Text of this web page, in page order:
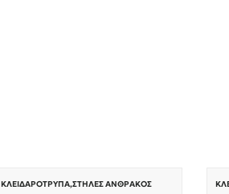
ΚΛΕΙΔΑΡΌΤΡΥΠΑ,ΣΤΉΛΕΣ ΆΝΘΡΑΚΟΣ